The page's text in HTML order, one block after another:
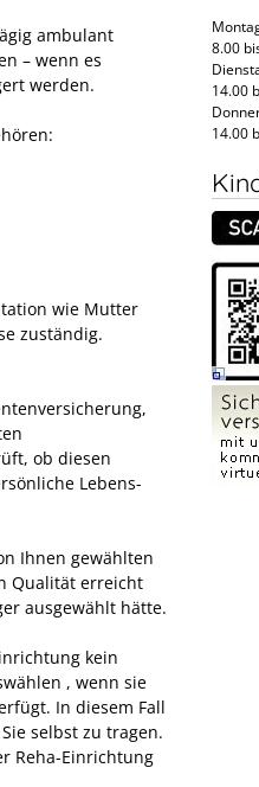
ambulant
– wenn es
werden.
wie Mutter
zuständig.
ob diesen
Lebens-
Ihnen gewählten
Qualität erreicht
ausgewählt hätte.
kein
, wenn sie
In diesem Fall
selbst zu tragen.
Reha-Einrichtung
8.00
14.00
14.00